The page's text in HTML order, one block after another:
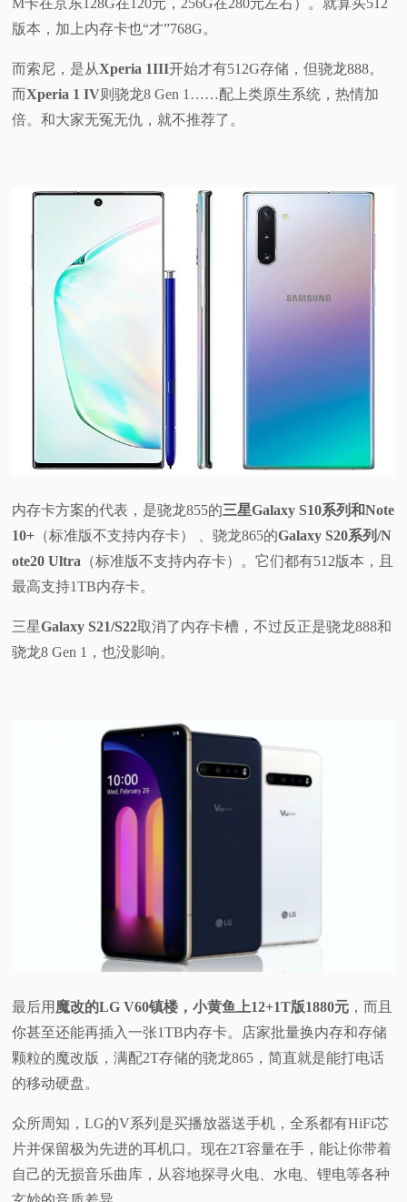
版本，加上内存卡也“才”768G。
而索尼，是从Xperia 1III开始才有512G存储，但骁龙888。
而Xperia 1 IV则骁龙8 Gen 1……配上类原生系统，热情加
倍。和大家无冤无仇，就不推荐了。
内存卡方案的代表，是骁龙855的三星Galaxy S10系列和Note
10+ （标准版不支持内存卡） 、骁龙865的Galaxy S20系列/N
ote20 Ultra （标准版不支持内存卡）。它们都有512版本，且
最高支持1TB内存卡。
三星Galaxy S21/S22取消了内存卡槽，不过反正是骁龙888和
骁龙8 Gen 1，也没影响。
最后用 魔改的LG V60镇楼，小黄鱼上12+1T版1880元 ，而且
你甚至还能再插入一张1TB内存卡。店家批量换内存和存储
颗粒的魔改版，满配2T存储的骁龙865，简直就是能打电话
的移动硬盘。
众所周知，LG的V系列是买播放器送手机，全系都有HiFi芯
片并保留极为先进的耳机口。现在2T容量在手，能让你带着
自己的无损音乐曲库，从容地探寻火电、水电、锂电等各种